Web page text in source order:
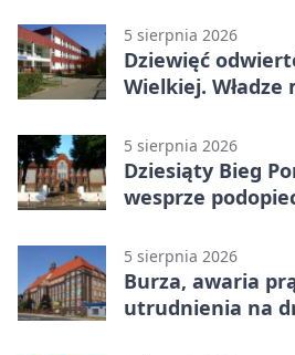
5 sierpnia 2026
Dziewięć
Wielkiej.
5 sierpnia 2026
Dziesiąty Bieg
wesprze
5 sierpnia 2026
Burza, awaria
utrudnienia na